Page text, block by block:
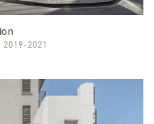
2019-2021